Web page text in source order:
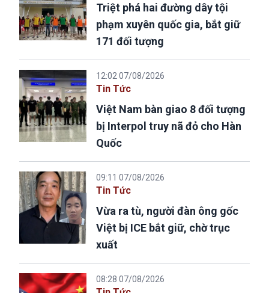
Triệt phá hai đường dây tội
phạm xuyên quốc gia, bắt giữ
171 đối tượng
12:02 07/08/2026
Tin Tức
Việt Nam bàn giao 8 đối tượng
bị Interpol truy nã đỏ cho Hàn
Quốc
09:11 07/08/2026
Tin Tức
Vừa ra tù, người đàn ông gốc
Việt bị ICE bắt giữ, chờ trục
xuất
08:28 07/08/2026